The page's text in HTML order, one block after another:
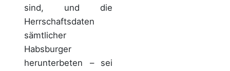
sind, und die
Herrschaftsdaten
sämtlicher
Habsburger
herunterbeten – sei